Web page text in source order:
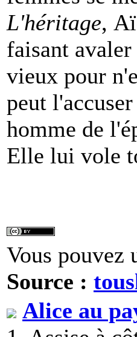
L'héritage,
faisant
vieux pour
peut
homme de
Elle lui vole
Vous pouvez
Source :
Alice au